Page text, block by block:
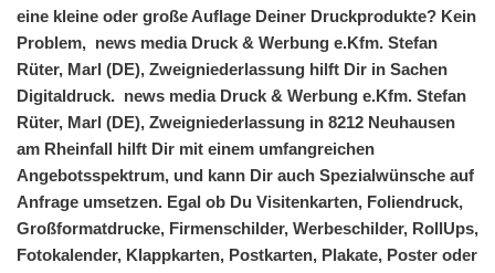
eine kleine oder große Auflage Deiner Druckprodukte? Kein
Problem, news media Druck & Werbung e.Kfm. Stefan
Rüter, Marl (DE), Zweigniederlassung hilft Dir in Sachen
Digitaldruck. news media Druck & Werbung e.Kfm. Stefan
Rüter, Marl (DE), Zweigniederlassung in 8212 Neuhausen
am Rheinfall hilft Dir mit einem umfangreichen
Angebotsspektrum, und kann Dir auch Spezialwünsche auf
Anfrage umsetzen. Egal ob Du Visitenkarten, Foliendruck,
Großformatdrucke, Firmenschilder, Werbeschilder, RollUps,
Fotokalender, Klappkarten, Postkarten, Plakate, Poster oder